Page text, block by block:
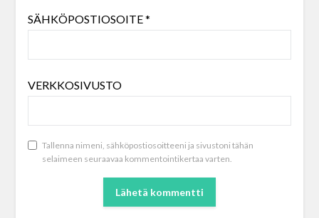
SÄHKÖPOSTIOSOITE*
VERKKOSIVUSTO
Tallenna nimeni, sähköpostiosoitteeni ja sivustoni tähän
selaimeen seuraavaa kommentointikertaa varten.